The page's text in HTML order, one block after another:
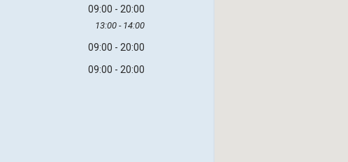
09:00 20:00
13:00 14:00
09:00
20:00
09:00 20:00